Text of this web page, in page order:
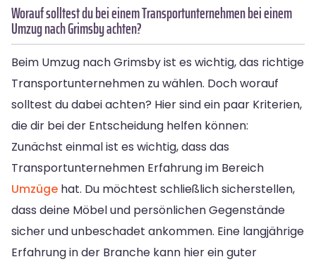
Worauf solltest du bei einem Transportunternehmen bei einem
Umzug nach Grimsby achten?
Beim Umzug nach Grimsby ist es wichtig, das richtige
Transportunternehmen zu wählen. Doch worauf
solltest du dabei achten? Hier sind ein paar Kriterien,
die dir bei der Entscheidung helfen können:
Zunächst einmal ist es wichtig, dass das
Transportunternehmen Erfahrung im Bereich
Umzüge hat. Du möchtest schließlich sicherstellen,
dass deine Möbel und persönlichen Gegenstände
sicher und unbeschadet ankommen. Eine langjährige
Erfahrung in der Branche kann hier ein guter